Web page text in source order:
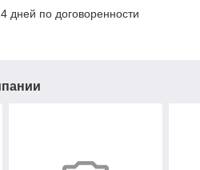
дней по договоренности